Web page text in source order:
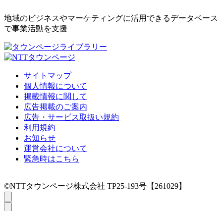
地域のビジネスやマーケティングに活用できるデータベース
で事業活動を支援
サイトマップ
個人情報について
掲載情報に関して
広告掲載のご案内
広告・サービス取扱い規約
利用規約
お知らせ
運営会社について
緊急時はこちら
©NTTタウンページ株式会社 TP25-193号【261029】